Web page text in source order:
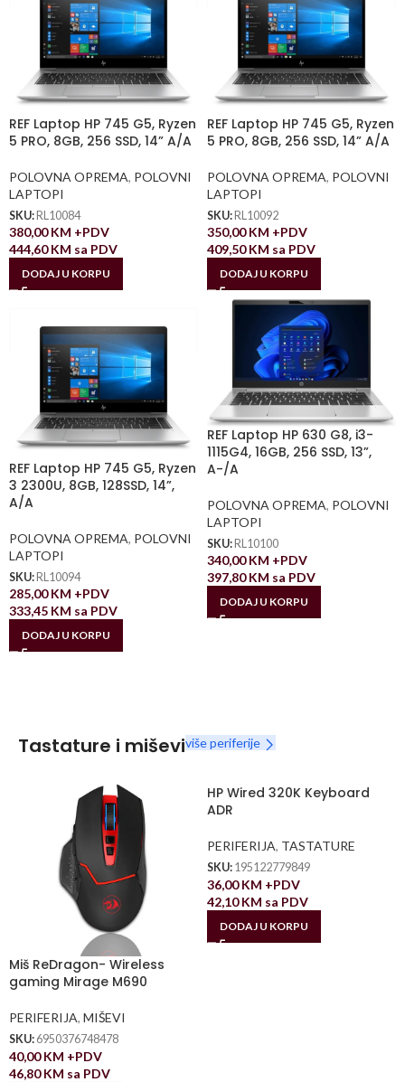
REF Laptop HP 745 G5, Ryzen
5 PRO, 8GB, 256 SSD, 14” A/A
POLOVNA OPREMA, POLOVNI
LAPTOPI
SKU: RL10084
380,00KM +PDV
444,60KM sa PDV
DODAJ U KORPU
REF Laptop HP 745 G5, Ryzen
5 PRO, 8GB, 256 SSD, 14” A/A
POLOVNA OPREMA, POLOVNI
LAPTOPI
SKU: RL10092
350,00KM +PDV
409,50KM sa PDV
DODAJ U KORPU
REF Laptop HP 745 G5, Ryzen
3 2300U, 8GB, 128SSD, 14”,
A/A
POLOVNA OPREMA, POLOVNI
LAPTOPI
SKU: RL10094
285,00KM +PDV
333,45 KM sa PDV
DODAJ U KORPU
REF Laptop HP 630 G8, i3-
1115G4, 16GB, 256 SSD, 13”,
A-/A
POLOVNA OPREMA, POLOVNI
LAPTOPI
SKU: RL10100
340,00KM +PDV
397,80KM sa PDV
DODAJ U KORPU
Tastature i miševiviše periferije
Miš ReDragon- Wireless
gaming Mirage M690
PERIFERIJA, MIŠEVI
SKU: 6950376748478
40,00KM +PDV
46,80KM sa PDV
HP Wired 320K Keyboard
ADR
PERIFERIJA, TASTATURE
SKU: 195122779849
36,00KM +PDV
42,10KM sa PDV
DODAJ U KORPU